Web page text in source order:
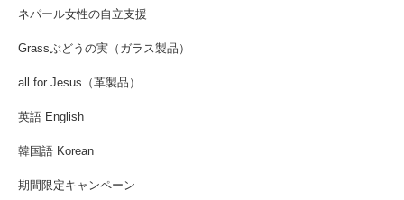
ネパール女性の自立支援
Grassぶどうの実（ガラス製品）
all for Jesus（革製品）
英語 English
韓国語 Korean
期間限定キャンペーン